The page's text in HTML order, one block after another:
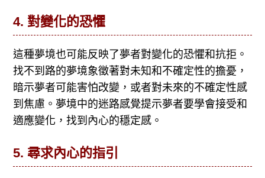
4. 對變化的恐懼
這種夢境也可能反映了夢者對變化的恐懼和抗拒。
找不到路的夢境象徵著對未知和不確定性的擔憂，
暗示夢者可能害怕改變，或者對未來的不確定性感
到焦慮。夢境中的迷路感覺提示夢者要學會接受和
適應變化，找到內心的穩定感。
5. 尋求內心的指引